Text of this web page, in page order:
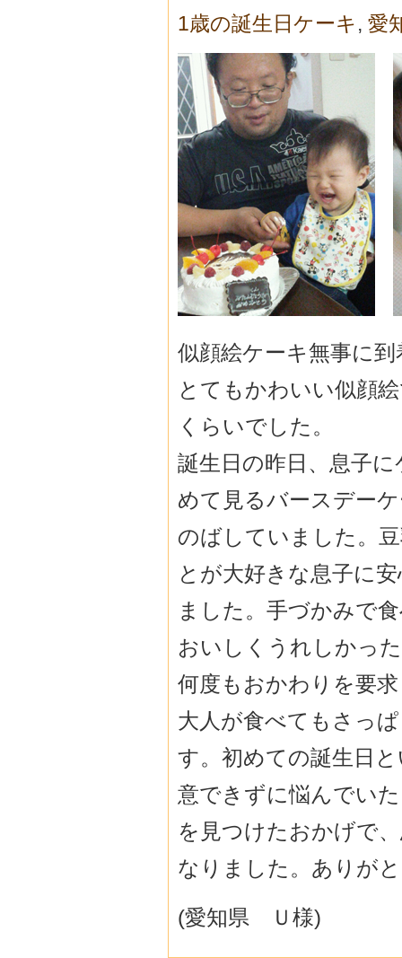
1歳の誕生日ケーキ , 愛
似顔絵ケーキ無事に
とてもかわいい似顔
くらいでした。
誕生日の昨日、息子
めて見るバースデー
のばしていました。
とが大好きな息子に
ました。手づかみで
おいしくうれしかっ
何度もおかわりを要
大人が食べてもさっ
す。初めての誕生日
意できずに悩んでい
を見つけたおかげで
なりました。ありが
(愛知県 Ｕ様)